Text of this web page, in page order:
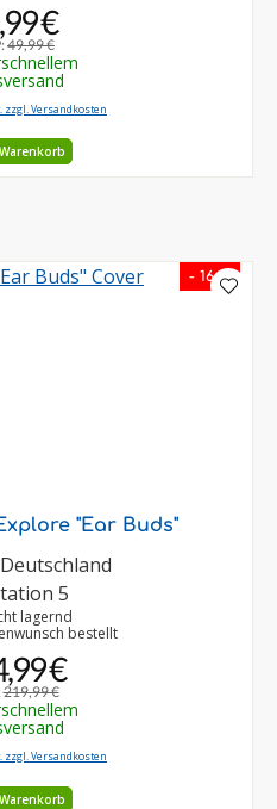
€
49,99 €
zzgl. Versandkosten
- 16 %
"Ear Buds"
5
lagernd
bestellt
€
219,99 €
zzgl. Versandkosten